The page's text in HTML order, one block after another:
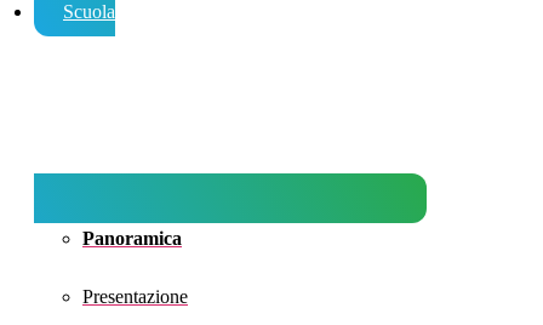
Scuola
Panoramica
Presentazione